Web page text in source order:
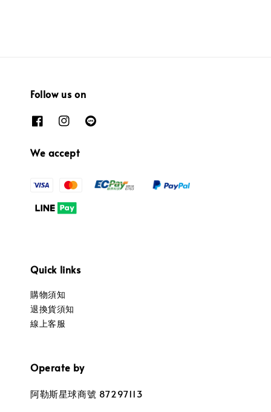
Follow us on
We accept
Quick links
購物須知
退換貨須知
線上客服
Operate by
阿勒斯星球商號 87297113